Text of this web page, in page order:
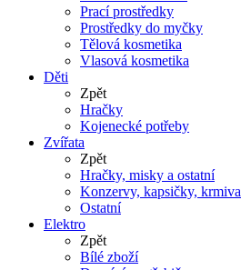
Prací prostředky
Prostředky do myčky
Tělová kosmetika
Vlasová kosmetika
Děti
Zpět
Hračky
Kojenecké potřeby
Zvířata
Zpět
Hračky, misky a ostatní
Konzervy, kapsičky, krmiva
Ostatní
Elektro
Zpět
Bílé zboží